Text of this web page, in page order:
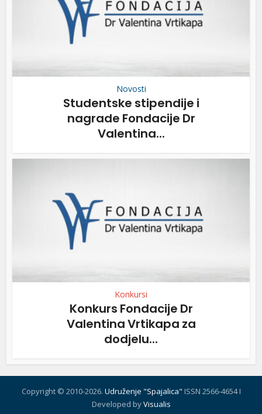
Novosti
Studentske stipendije i
nagrade Fondacije Dr
Valentina...
Konkursi
Konkurs Fondacije Dr
Valentina Vrtikapa za
dodjelu...
Copyright © 2010-2026. Udruženje "Spajalica" ISSN 2566-4654 I
Developed byVisualis